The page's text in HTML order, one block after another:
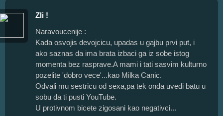
Zli !
Naravoucenije :
Kada osvojis devojcicu, upadas u gajbu prvi put, i
ako saznas da ima brata izbaci ga iz sobe istog
momenta bez rasprave.A mami i tati sasvim kulturno
pozelite 'dobro vece'...kao Milka Canic.
Odvali mu sestricu od sexa,pa tek onda uvedi batu u
sobu da ti pusti YouTube.
U protivnom bicete zigosani kao negativci...